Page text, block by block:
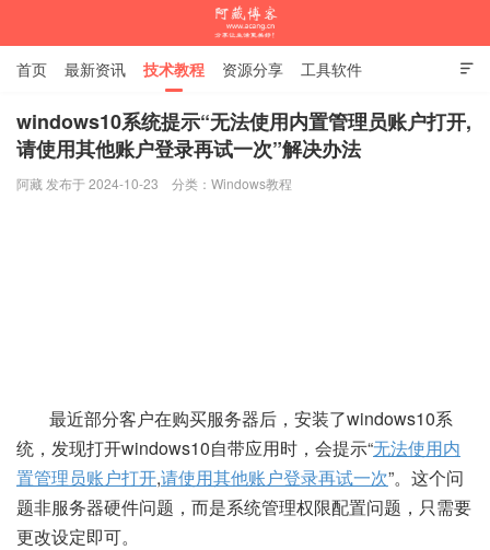
阿藏博客

首页 最新资讯 技术教程 资源分享 工具软件
杂谈随笔
windows10系统提示“无法使用内置管理员账户打开,
请使用其他账户登录再试一次”解决办法
阿藏 发布于 2024-10-23 分类： Windows教程
最近部分客户在购买服务器后，安装了windows10系
统，发现打开windows10自带应用时，会提示“无法使用内
置管理员账户打开,请使用其他账户登录再试一次”。这个问
题非服务器硬件问题，而是系统管理权限配置问题，只需要
更改设定即可。